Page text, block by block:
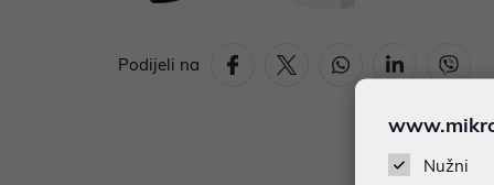
Podijeli na
Nužni